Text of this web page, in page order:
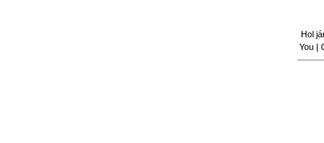
Hol
You |